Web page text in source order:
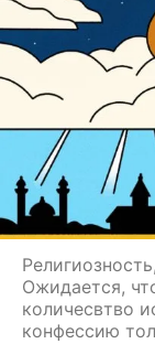
Ожидается,
количесвтво
конфессию